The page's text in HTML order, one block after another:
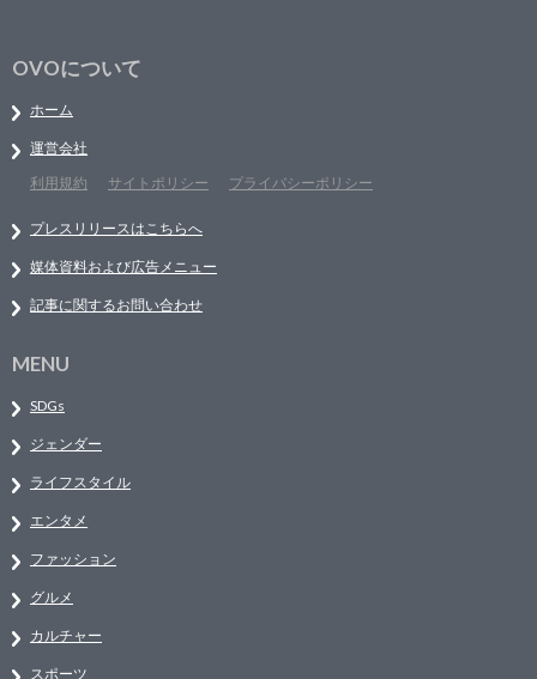
OVOについて
ホーム
運営会社
利用規約
サイトポリシー プライバシーポリシー
プレスリリースはこちらへ
媒体資料および広告メニュー
記事に関するお問い合わせ
MENU
SDGs
ジェンダー
ライフスタイル
エンタメ
ファッション
グルメ
カルチャー
スポーツ